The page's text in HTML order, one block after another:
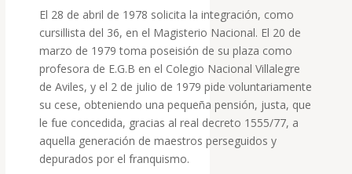
El 28 de abril de 1978 solicita la integración, como
cursillista del 36, en el Magisterio Nacional. El 20 de
marzo de 1979 toma poseisión de su plaza como
profesora de E.G.B en el Colegio Nacional Villalegre
de Aviles, y el 2 de julio de 1979 pide voluntariamente
su cese, obteniendo una pequeña pensión, justa, que
le fue concedida, gracias al real decreto 1555/77, a
aquella generación de maestros perseguidos y
depurados por el franquismo.